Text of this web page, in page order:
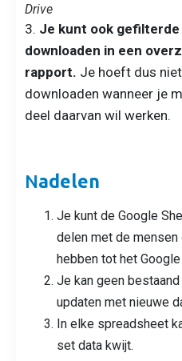
Drive
3. Je kunt ook gefilterde
downloaden in een
rapport. Je hoeft dus
downloaden wanneer je
deel daarvan wil werken.
Nadelen
Je kunt de Google
delen met de mensen
hebben tot het
Je kan geen
updaten met nieuwe
In elke spreadsheet
set data kwijt.